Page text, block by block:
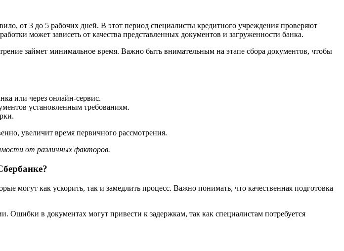
от 3 до 5 рабочих дней. В этот период специалисты кредитного учреждения проверяют
может зависеть от качества представленных документов и загруженности банка.
займет минимальное время. Важно быть внимательным на этапе сбора документов, чтобы
или через онлайн-сервис.
установленным требованиям.
увеличит время первичного рассмотрения.
от различных факторов.
могут как ускорить, так и замедлить процесс. Важно понимать, что качественная подготовка
в документах могут привести к задержкам, так как специалистам потребуется